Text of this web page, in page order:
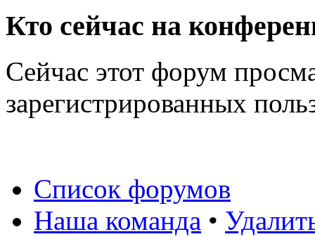
Кто сейчас на
Сейчас этот форум
зарегистрированных
Список форумов
Наша команда •